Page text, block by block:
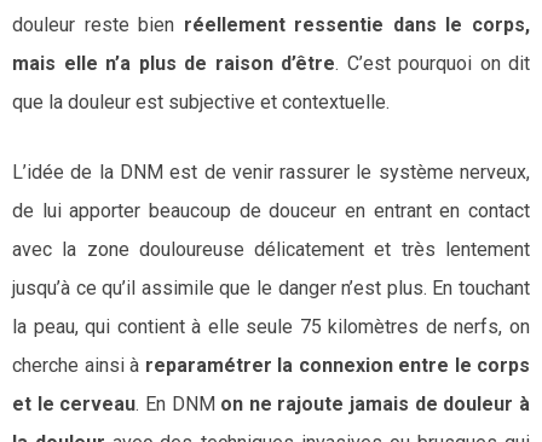
douleur reste bien réellement ressentie dans le corps,
mais elle n’a plus de raison d’être. C’est pourquoi on dit
que la douleur est subjective et contextuelle.
L’idée de la DNM est de venir rassurer le système nerveux,
de lui apporter beaucoup de douceur en entrant en contact
avec la zone douloureuse délicatement et très lentement
jusqu’à ce qu’il assimile que le danger n’est plus. En touchant
la peau, qui contient à elle seule 75 kilomètres de nerfs, on
cherche ainsi à reparamétrer la connexion entre le corps
et le cerveau. En DNM on ne rajoute jamais de douleur à